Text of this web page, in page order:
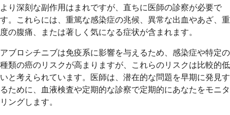
より深刻な副作用はまれですが、直ちに医師の診察が必要で
す。これらには、重篤な感染症の兆候、異常な出血やあざ、重
度の腹痛、または著しく気になる症状が含まれます。
アブロシチニブは免疫系に影響を与えるため、感染症や特定の
種類の癌のリスクが高まりますが、これらのリスクは比較的低
いと考えられています。医師は、潜在的な問題を早期に発見す
るために、血液検査や定期的な診察で定期的にあなたをモニタ
リングします。